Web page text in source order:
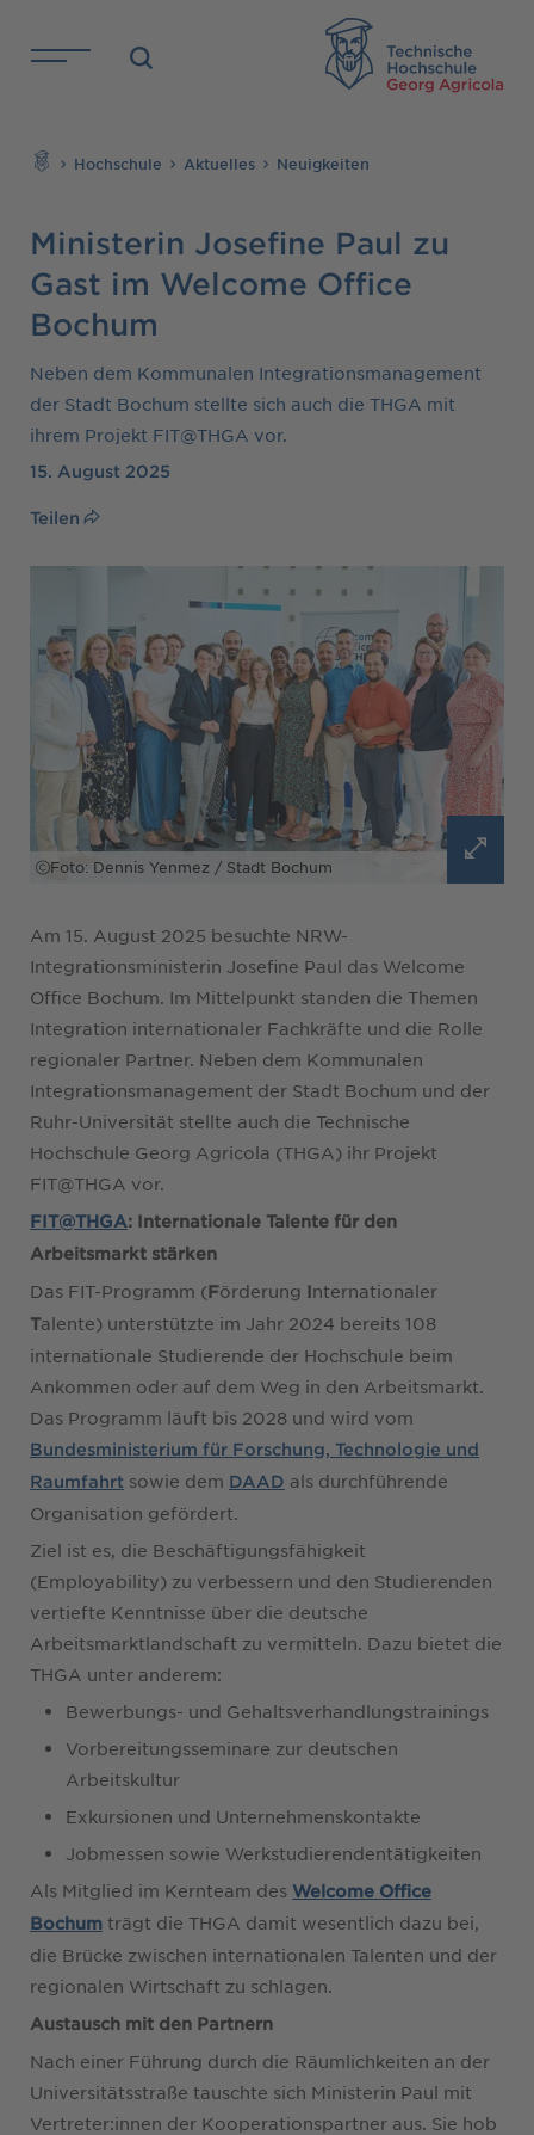
Direkt zu den Inhalten springen
Hochschule Aktuelles Neuigkeiten
Ministerin Josefine Paul zu
Gast im Welcome Office
Bochum
Neben dem Kommunalen Integrationsmanagement
der Stadt Bochum stellte sich auch die THGA mit
ihrem Projekt FIT@THGA vor.
15. August 2025
Teilen
Foto: Dennis Yenmez / Stadt Bochum
Am 15. August 2025 besuchte NRW-
Integrationsministerin Josefine Paul das Welcome
Office Bochum. Im Mittelpunkt standen die Themen
Integration internationaler Fachkräfte und die Rolle
regionaler Partner. Neben dem Kommunalen
Integrationsmanagement der Stadt Bochum und der
Ruhr-Universität stellte auch die Technische
Hochschule Georg Agricola (THGA) ihr Projekt
FIT@THGA vor.
FIT@THGA: Internationale Talente für den
Arbeitsmarkt stärken
Das FIT-Programm (Förderung Internationaler
Talente) unterstützte im Jahr 2024 bereits 108
internationale Studierende der Hochschule beim
Ankommen oder auf dem Weg in den Arbeitsmarkt.
Das Programm läuft bis 2028 und wird vom
Bundesministerium für Forschung, Technologie und
Raumfahrt sowie dem DAAD als durchführende
Organisation gefördert.
Ziel ist es, die Beschäftigungsfähigkeit
(Employability) zu verbessern und den Studierenden
vertiefte Kenntnisse über die deutsche
Arbeitsmarktlandschaft zu vermitteln. Dazu bietet die
THGA unter anderem:
Bewerbungs- und Gehaltsverhandlungstrainings
Vorbereitungsseminare zur deutschen
Arbeitskultur
Exkursionen und Unternehmenskontakte
Jobmessen sowie Werkstudierendentätigkeiten
Als Mitglied im Kernteam des Welcome Office
Bochum trägt die THGA damit wesentlich dazu bei,
die Brücke zwischen internationalen Talenten und der
regionalen Wirtschaft zu schlagen.
Austausch mit den Partnern
Nach einer Führung durch die Räumlichkeiten an der
Universitätsstraße tauschte sich Ministerin Paul mit
Vertreter:innen der Kooperationspartner aus. Sie hob